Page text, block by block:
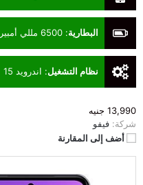
13,990 جنيه
شركة: فيفو
أضف إلى المقارنة
البطارية: 6500 مللي أمبير
نظام التشغيل: اندرويد 15